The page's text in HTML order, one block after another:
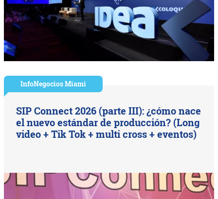
InfoNegocios Miami
SIP Connect 2026 (parte III): ¿cómo nace
el nuevo estándar de producción? (Long
video + Tik Tok + multi cross + eventos)